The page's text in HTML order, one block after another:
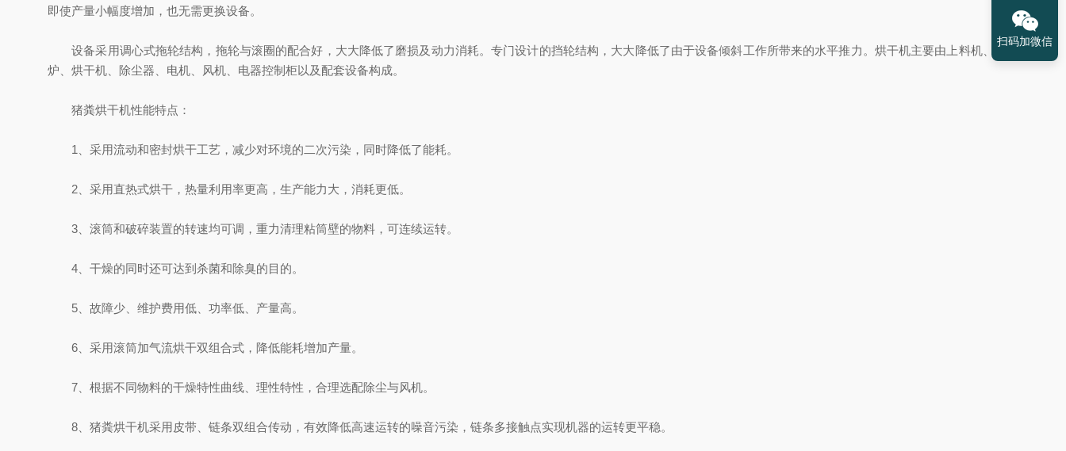
即使产量小幅度增加，也无需更换设备。
设备采用调心式拖轮结构，拖轮与滚圈的配合好，大大降低了磨损及动力消耗。专门设计的挡轮结构，大大降低了由于设备倾斜工作所带来的水平推力。烘干机主要由上料机、热风
炉、烘干机、除尘器、电机、风机、电器控制柜以及配套设备构成。
猪粪烘干机性能特点：
1、采用流动和密封烘干工艺，减少对环境的二次污染，同时降低了能耗。
2、采用直热式烘干，热量利用率更高，生产能力大，消耗更低。
3、滚筒和破碎装置的转速均可调，重力清理粘筒壁的物料，可连续运转。
4、干燥的同时还可达到杀菌和除臭的目的。
5、故障少、维护费用低、功率低、产量高。
6、采用滚筒加气流烘干双组合式，降低能耗增加产量。
7、根据不同物料的干燥特性曲线、理性特性，合理选配除尘与风机。
8、猪粪烘干机采用皮带、链条双组合传动，有效降低高速运转的噪音污染，链条多接触点实现机器的运转更平稳。
扫码加微信